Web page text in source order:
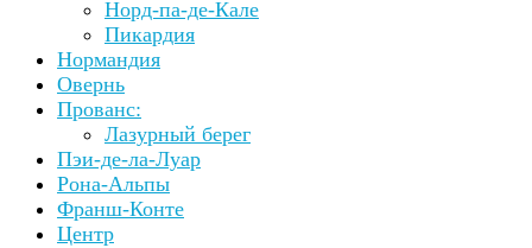
Норд-па-де-Кале
Пикардия
Нормандия
Овернь
Прованс:
Лазурный берег
Пэи-де-ла-Луар
Рона-Альпы
Франш-Конте
Центр